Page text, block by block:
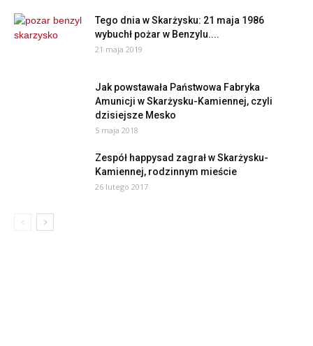
Tego dnia w Skarżysku: 21 maja 1986
wybuchł pożar w Benzylu....
21 maja 2019
Jak powstawała Państwowa Fabryka
Amunicji w Skarżysku-Kamiennej, czyli
dzisiejsze Mesko
5 maja 2018
Zespół happysad zagrał w Skarżysku-
Kamiennej, rodzinnym mieście
26 lutego 2017